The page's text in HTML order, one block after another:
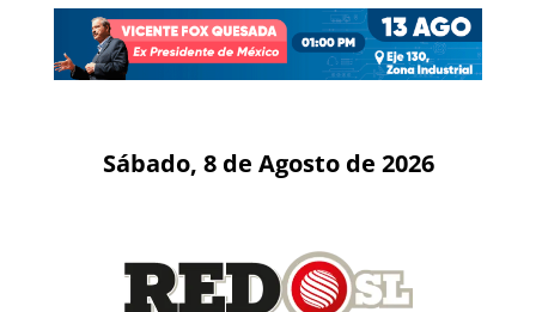
Sábado, 8 de Agosto de 2026